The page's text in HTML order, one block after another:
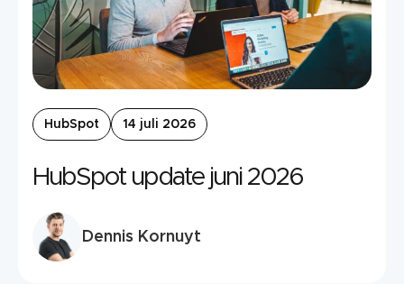
HubSpot 14 juli 2026
HubSpot update juni 2026
Dennis Kornuyt